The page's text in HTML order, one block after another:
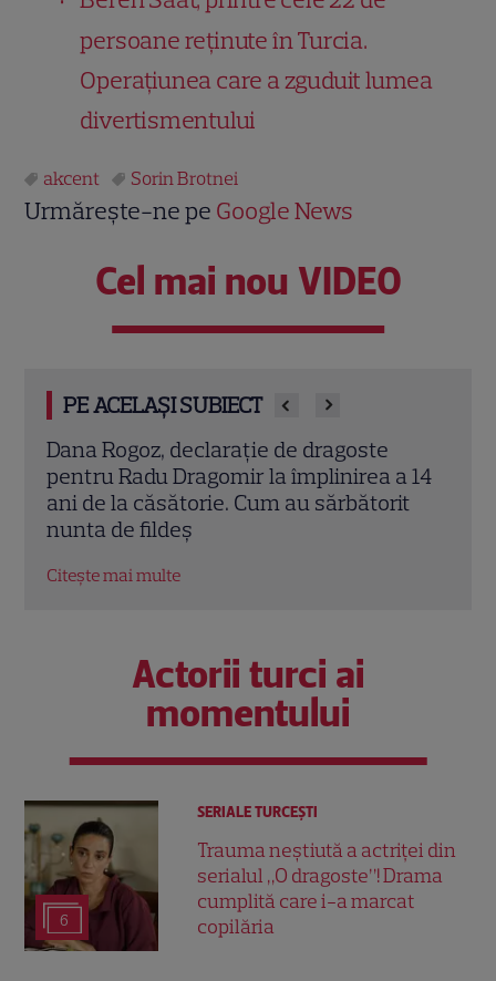
persoane reținute în Turcia.
Operațiunea care a zguduit lumea
divertismentului
akcent Sorin Brotnei
Urmărește-ne pe Google News
Cel mai nou VIDEO
PE ACELAȘI SUBIECT
Rogoz, declarație de dragoste
Radu Dragomir la împlinirea a 14
la căsătorie. Cum au sărbătorit
de fildeș
mai multe
Ramona
își
TV: „Este
Actorii turci ai
momentului
6
SERIALE TURCEŞTI
Trauma neștiută a actriței din
serialul „O dragoste”! Drama
cumplită care i-a marcat
copilăria